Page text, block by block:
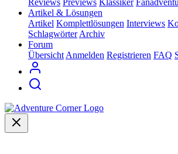
Reviews Previews Klassiker
Artikel & Lösungen
Artikel Komplettlösungen Interviews
Schlagwörter Archiv
Forum
Übersicht Anmelden Registrieren FAQ